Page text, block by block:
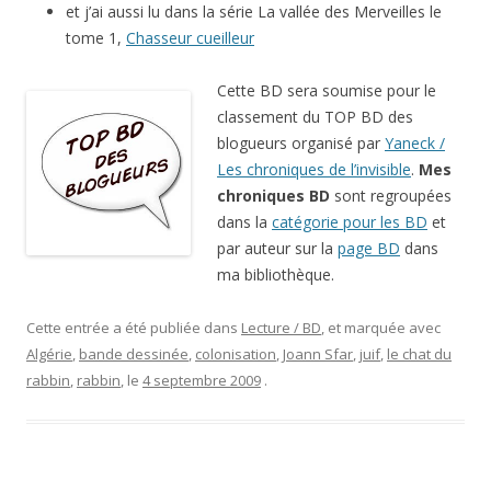
et j’ai aussi lu dans la série La vallée des Merveilles le
tome 1, Chasseur cueilleur
Cette BD sera soumise pour le
classement du TOP BD des
blogueurs organisé par Yaneck /
Les chroniques de l’invisible. Mes
chroniques BD sont regroupées
dans la catégorie pour les BD et
par auteur sur la page BD dans
ma bibliothèque.
Cette entrée a été publiée dans Lecture / BD, et marquée avec
Algérie, bande dessinée, colonisation, Joann Sfar, juif, le chat du
rabbin, rabbin, le 4 septembre 2009 .